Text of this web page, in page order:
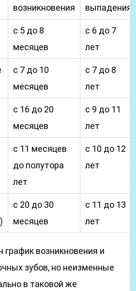
возникновения выпадения
с 5 до 8
месяцев
с 6 до 7
лет
с 7 до 10
месяцев
с 7 до 8
лет
с 16 до 20
месяцев
с 9 до 11
лет
с 11 месяцев
до полутора
лет
с 10 до 12
лет
с 20 до 30
месяцев
с 11 до 13
лет
график возникновения и
зубов, но неизменные
в таковой же